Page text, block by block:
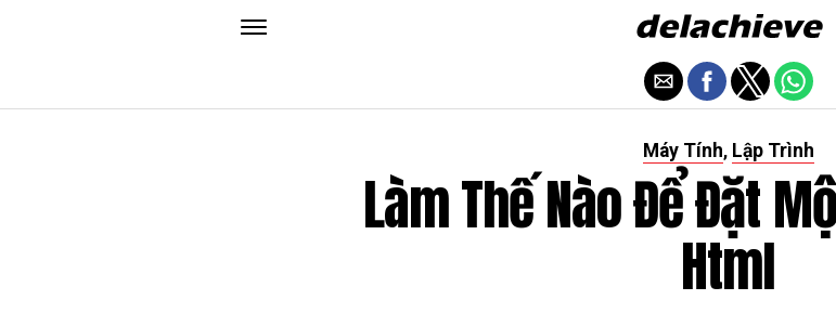
Máy Tính, Lập Trình
Làm Thế Nào Để Đặt
Html